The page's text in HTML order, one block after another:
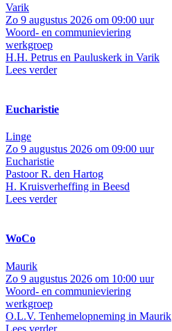
Varik
Zo 9 augustus 2026 om 09:00 uur
Woord- en communieviering
werkgroep
H.H. Petrus en Pauluskerk in Varik
Lees verder
Eucharistie
Linge
Zo 9 augustus 2026 om 09:00 uur
Eucharistie
Pastoor R. den Hartog
H. Kruisverheffing in Beesd
Lees verder
WoCo
Maurik
Zo 9 augustus 2026 om 10:00 uur
Woord- en communieviering
werkgroep
O.L.V. Tenhemelopneming in Maurik
Lees verder